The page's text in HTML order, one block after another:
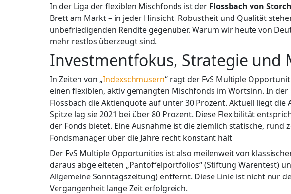
In der Liga der flexiblen Mischfonds ist der Flossbach von
Brett am Markt – in jeder Hinsicht. Robustheit und Qualität
unbefriedigenden Rendite gegenüber. Warum wir heute von
mehr restlos überzeugt sind.
Investmentfokus, Strategie und
In Zeiten von „Indexschmusern“ ragt der FvS Multiple
einen flexiblen, aktiv gemangten Mischfonds im Wortsinn. In
Flossbach die Aktienquote auf unter 30 Prozent. Aktuell liegt
Spitze lag sie 2021 bei über 80 Prozent. Diese Flexibilität
der Fonds bietet. Eine Ausnahme ist die ziemlich statische, rund
Fondsmanager über die Jahre recht konstant hält
Der FvS Multiple Opportunities ist also meilenweit von
daraus abgeleiteten „Pantoffelportfolios“ (Stiftung Warentest)
Allgemeine Sonntagszeitung) entfernt. Diese Linie ist nicht nur
Vergangenheit lange Zeit erfolgreich.